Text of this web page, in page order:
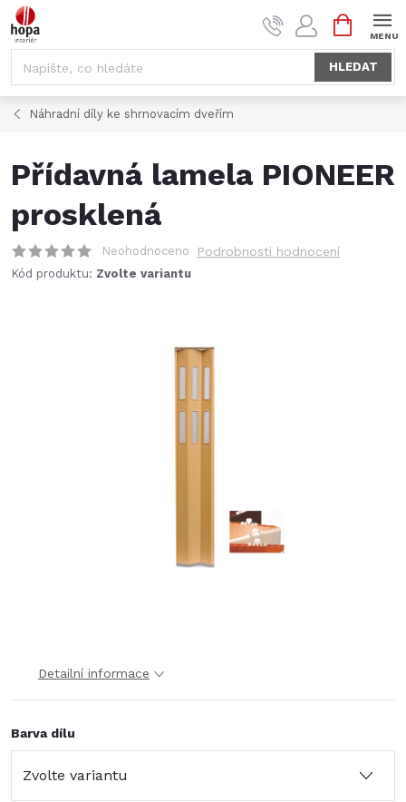
Přejít
na
HLEDAT
NÁKUPNÍ
KOŠÍK
Náhradní díly ke shrnovacím dveřím
Přídavná lamela PIONEER
prosklená
Neohodnoceno Podrobnosti hodnocení
Kód produktu: Zvolte variantu
Detailní informace
Barva dílu